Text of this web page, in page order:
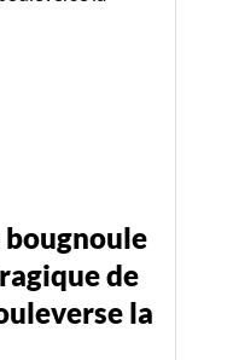
bougnoule
de
la